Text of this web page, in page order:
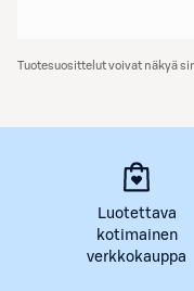
Tuotesuosittelut voivat näkyä
Luotettava
kotimainen
verkkokauppa